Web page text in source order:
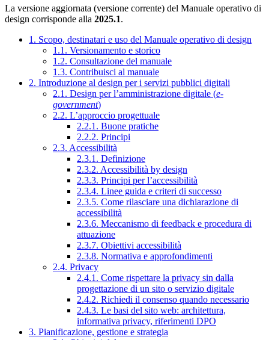
La versione aggiornata (versione corrente) del Manuale operativo di
design corrisponde alla 2025.1.
1. Scopo, destinatari e uso del Manuale operativo di design
1.1. Versionamento e storico
1.2. Consultazione del manuale
1.3. Contribuisci al manuale
2. Introduzione al design per i servizi pubblici digitali
2.1. Design per l’amministrazione digitale (e-
government)
2.2. L’approccio progettuale
2.2.1. Buone pratiche
2.2.2. Principi
2.3. Accessibilità
2.3.1. Definizione
2.3.2. Accessibilità by design
2.3.3. Principi per l’accessibilità
2.3.4. Linee guida e criteri di successo
2.3.5. Come rilasciare una dichiarazione di
accessibilità
2.3.6. Meccanismo di feedback e procedura di
attuazione
2.3.7. Obiettivi accessibilità
2.3.8. Normativa e approfondimenti
2.4. Privacy
2.4.1. Come rispettare la privacy sin dalla
progettazione di un sito o servizio digitale
2.4.2. Richiedi il consenso quando necessario
2.4.3. Le basi del sito web: architettura,
informativa privacy, riferimenti DPO
3. Pianificazione, gestione e strategia